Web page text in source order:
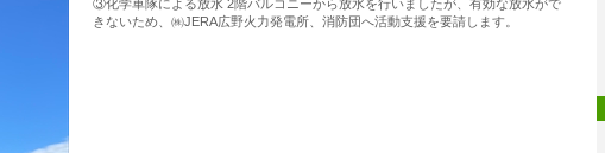
③化学車隊による放水 2階バルコニーから放水を行いましたが、有効な放水がで
きないため、㈱JERA広野火力発電所、消防団へ活動支援を要請します。